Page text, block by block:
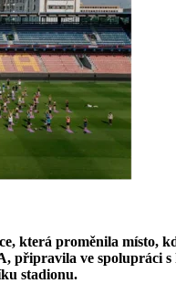
která proměnila místo,
ve spolupráci
stadionu.